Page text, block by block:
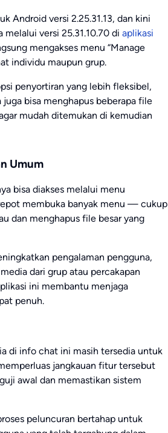
Android versi 2.25.31.13, dan kini
versi 25.31.10.70 di aplikasi
mengakses menu “Manage
individu maupun grup.
penyortiran yang lebih fleksibel,
juga bisa menghapus beberapa file
mudah ditemukan di kemudian
Umum
bisa diakses melalui menu
membuka banyak menu — cukup
dan menghapus file besar yang
pengalaman pengguna,
dari grup atau percakapan
ini membantu menjaga
penuh.
di info chat ini masih tersedia untuk
jangkauan fitur tersebut
awal dan memastikan sistem
peluncuran bertahap untuk